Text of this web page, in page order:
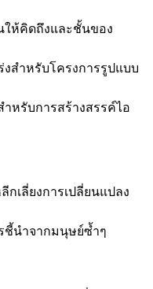
ให้คิดถึงและชั้นของ
สำหรับโครงการรูปแบบ
ำหรับการสร้างสรรค์ไอ
เลี่ยงการเปลี่ยนแปลง
นำจากมนุษย์ซ้ำๆ